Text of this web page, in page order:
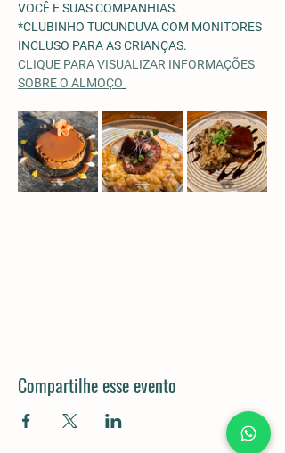
VOCÊ E SUAS COMPANHIAS.
*CLUBINHO TUCUNDUVA COM MONITORES
INCLUSO PARA AS CRIANÇAS.
CLIQUE PARA VISUALIZAR INFORMAÇÕES
SOBRE O ALMOÇO
Compartilhe esse evento